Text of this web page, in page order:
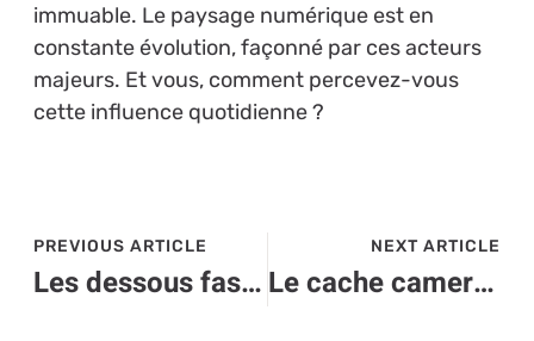
immuable. Le paysage numérique est en
constante évolution, façonné par ces acteurs
majeurs. Et vous, comment percevez-vous
cette influence quotidienne ?
PREVIOUS ARTICLE
Les dessous fascinants de gafam de Instagram qui réinventent notre quotidien digital
NEXT ARTICLE
Le cache camera iphone : praticité maximale pour protéger votre vie privée